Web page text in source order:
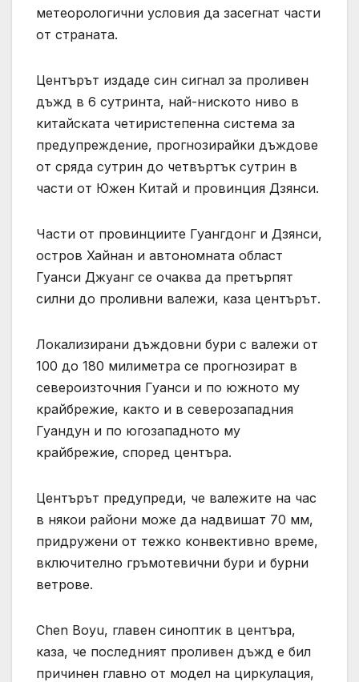
метеорологични условия да засегнат части
от страната.
Центърът издаде син сигнал за проливен
дъжд в 6 сутринта, най-ниското ниво в
китайската четиристепенна система за
предупреждение, прогнозирайки дъждове
от сряда сутрин до четвъртък сутрин в
части от Южен Китай и провинция Дзянси.
Части от провинциите Гуангдонг и Дзянси,
остров Хайнан и автономната област
Гуанси Джуанг се очаква да претърпят
силни до проливни валежи, каза центърът.
Локализирани дъждовни бури с валежи от
100 до 180 милиметра се прогнозират в
североизточния Гуанси и по южното му
крайбрежие, както и в северозападния
Гуандун и по югозападното му
крайбрежие, според центъра.
Центърът предупреди, че валежите на час
в някои райони може да надвишат 70 мм,
придружени от тежко конвективно време,
включително гръмотевични бури и бурни
ветрове.
Chen Boyu, главен синоптик в центъра,
каза, че последният проливен дъжд е бил
причинен главно от модел на циркулация,